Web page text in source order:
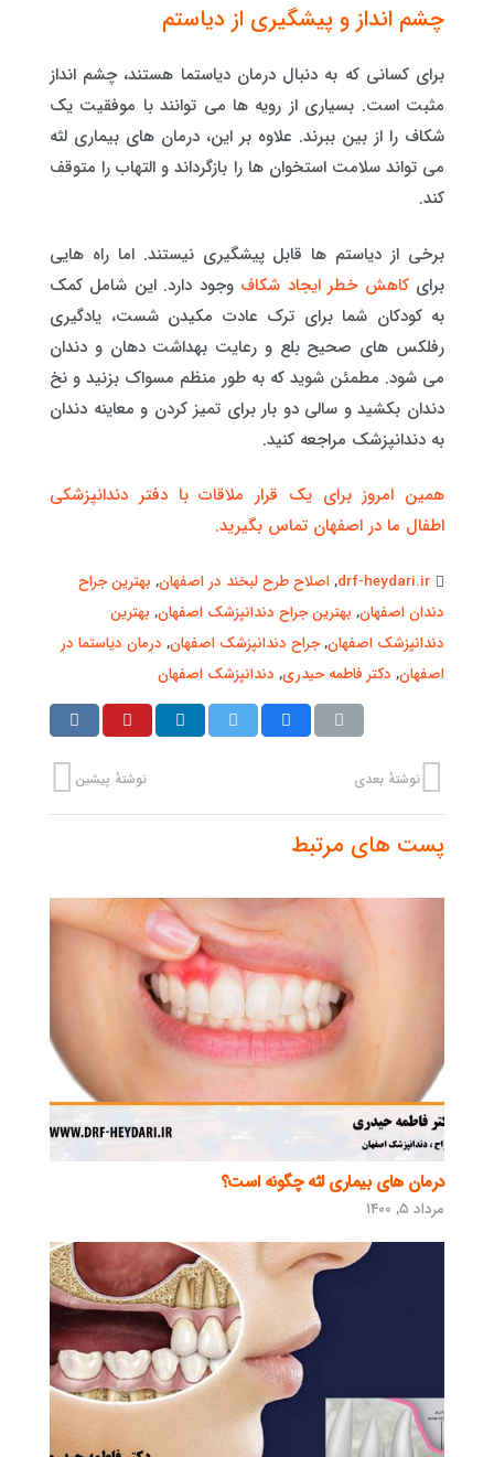
چشم انداز و پیشگیری از دیاستم
برای کسانی که به دنبال درمان دیاستما هستند، چشم انداز
مثبت است. بسیاری از رویه ها می توانند با موفقیت یک
شکاف را از بین ببرند. علاوه بر این، درمان های بیماری لثه
می تواند سلامت استخوان ها را بازگرداند و التهاب را متوقف
کند.
برخی از دیاستم ها قابل پیشگیری نیستند. اما راه هایی
برای کاهش خطر ایجاد شکاف وجود دارد. این شامل کمک
به کودکان شما برای ترک عادت مکیدن شست، یادگیری
رفلکس های صحیح بلع و رعایت بهداشت دهان و دندان
می شود. مطمئن شوید که به طور منظم مسواک بزنید و نخ
دندان بکشید و سالی دو بار برای تمیز کردن و معاینه دندان
به دندانپزشک مراجعه کنید.
همین امروز برای یک قرار ملاقات با دفتر دندانپزشکی
اطفال ما در اصفهان تماس بگیرید.
drf-heydari.ir
,اصلاح طرح لبخند در اصفهان, بهترین جراح
دندان اصفهان, بهترین جراح دندانپزشک اصفهان, بهترین
دندانپزشک اصفهان,جراح دندانپزشک اصفهان, درمان دیاستما در
اصفهان, دکتر فاطمه حیدری, دندانپزشک اصفهان
نوشتهٔ پیشین نوشتهٔ بعدی
پست های مرتبط
درمان های بیماری لثه چگونه است؟
مرداد ۵, ۱۴۰۰